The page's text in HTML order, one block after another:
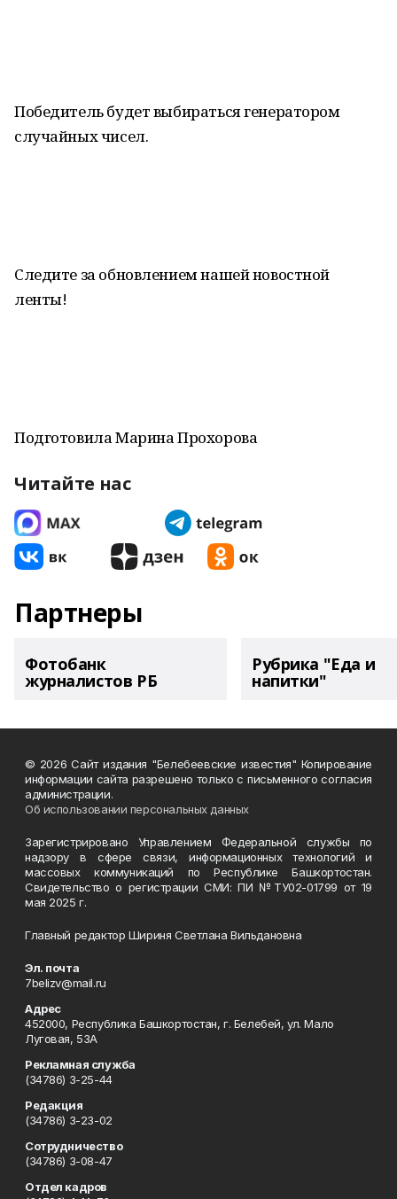
Победитель будет выбираться генератором
случайных чисел.
Следите за обновлением нашей новостной
ленты!
Подготовила Марина Прохорова
Читайте нас
Партнеры
Фотобанк
журналистов РБ
Рубрика "Еда и
напитки"
© 2026 Сайт издания "Белебеевские известия" Копирование
информации сайта разрешено только с письменного согласия
администрации.
Об использовании персональных данных
Зарегистрировано Управлением Федеральной службы по
надзору в сфере связи, информационных технологий и
массовых коммуникаций по Республике Башкортостан.
Свидетельство о регистрации СМИ: ПИ №ТУ02-01799 от 19
мая 2025 г.
Главный редактор Шириня Светлана Вильдановна
Эл. почта
7belizv@mail.ru
Адрес
452000, Республика Башкортостан, г. Белебей, ул. Мало
Луговая, 53А
Рекламная служба
(34786) 3-25-44
Редакция
(34786) 3-23-02
Сотрудничество
(34786) 3-08-47
Отдел кадров